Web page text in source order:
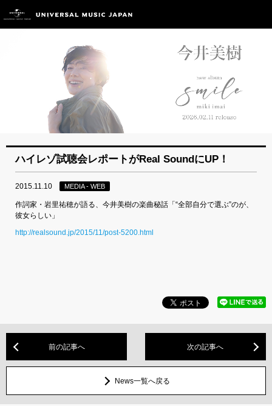
ハイレゾ試聴会レポートがReal SoundにUP！
2015.11.10 MEDIA - WEB
作詞家・岩里祐穂が語る、今井美樹の楽曲秘話「“全部自分で選ぶ”のが、
彼女らしい」
http://realsound.jp/2015/11/post-5200.html
前の記事へ 次の記事へ
News一覧へ戻る